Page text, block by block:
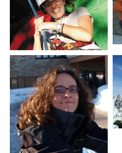
Peter Timer
Raimund Widmer
Philosphie
Leitbild
Meilensteine seit 1994
AKTUELLES
JOBS + KARRIERE
REFERENZEN